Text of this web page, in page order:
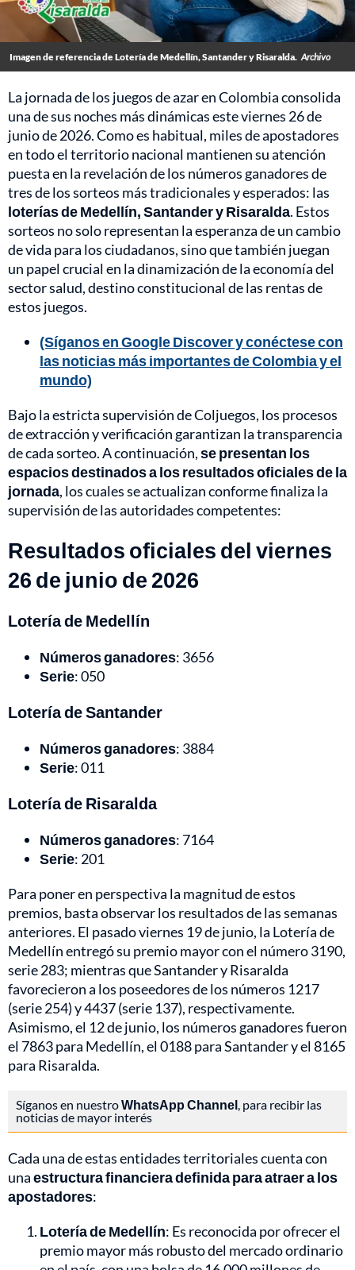
Imagen de referencia de Lotería de Medellín, Santander y Risaralda. Archivo
La jornada de los juegos de azar en Colombia consolida
una de sus noches más dinámicas este viernes 26 de
junio de 2026. Como es habitual, miles de apostadores
en todo el territorio nacional mantienen su atención
puesta en la revelación de los números ganadores de
tres de los sorteos más tradicionales y esperados: las
loterías de Medellín, Santander y Risaralda. Estos
sorteos no solo representan la esperanza de un cambio
de vida para los ciudadanos, sino que también juegan
un papel crucial en la dinamización de la economía del
sector salud, destino constitucional de las rentas de
estos juegos.
(Síganos en Google Discover y conéctese con
las noticias más importantes de Colombia y el
mundo)
Bajo la estricta supervisión de Coljuegos, los procesos
de extracción y verificación garantizan la transparencia
de cada sorteo. A continuación,se presentan los
espacios destinados a los resultados oficiales de la
jornada, los cuales se actualizan conforme finaliza la
supervisión de las autoridades competentes:
Resultados oficiales del viernes
26 de junio de 2026
Lotería de Medellín
Números ganadores: 3656
Serie: 050
Lotería de Santander
Números ganadores: 3884
Serie: 011
Lotería de Risaralda
Números ganadores: 7164
Serie: 201
Para poner en perspectiva la magnitud de estos
premios, basta observar los resultados de las semanas
anteriores. El pasado viernes 19 de junio, la Lotería de
Medellín entregó su premio mayor con el número 3190,
serie 283; mientras que Santander y Risaralda
favorecieron a los poseedores de los números 1217
(serie 254) y 4437 (serie 137), respectivamente.
Asimismo, el 12 de junio, los números ganadores fueron
el 7863 para Medellín, el 0188 para Santander y el 8165
para Risaralda.
Síganos en nuestroWhatsApp Channel, para recibir las
noticias de mayor interés
Cada una de estas entidades territoriales cuenta con
unaestructura financiera definida para atraer a los
apostadores:
Lotería de Medellín: Es reconocida por ofrecer el
premio mayor más robusto del mercado ordinario